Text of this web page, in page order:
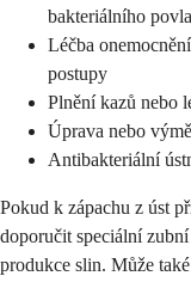
bakteriálního
Léčba
postupy
Plnění kazů nebo
Úprava nebo
Antibakteriální
Pokud k zápachu z úst
doporučit speciální
produkce slin. Může